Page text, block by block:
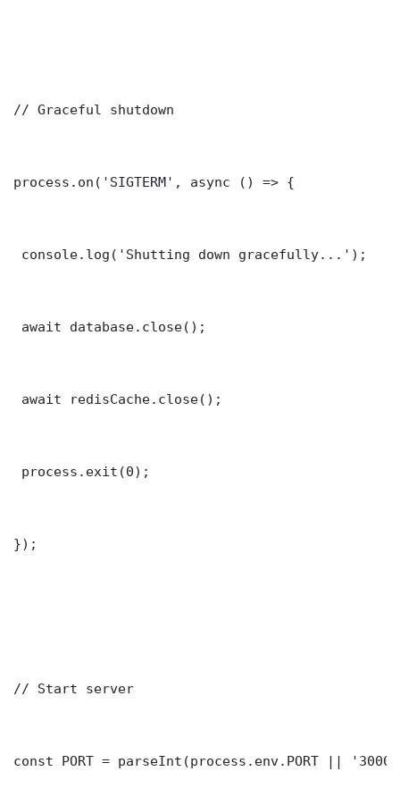
// Graceful shutdown
process.on('SIGTERM', async () => {
console.log('Shutting down gracefully...');
await database.close();
await redisCache.close();
process.exit(0);
});
// Start server
const PORT = parseInt(process.env.PORT ||